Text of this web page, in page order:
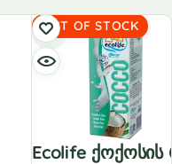
OUT OF STOCK
Ecolife Ქოქოსის